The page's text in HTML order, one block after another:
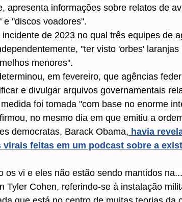
apresenta informações sobre relatos de
e "discos voadores".
de 2023 no qual três equipes de
"ter visto 'orbes' laranjas
menores".
em fevereiro, que agências
e divulgar arquivos governamentais
foi tomada "com base no enorme
no mesmo dia em que emitiu a
democratas, Barack Obama, havia
feitas em um podcast sobre a
os vi e eles não estão sendo mantidos
Tyler Cohen, referindo-se à instalação